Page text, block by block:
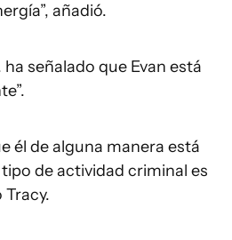
añadió.
ha señalado que Evan está
él de alguna manera está
de actividad criminal es